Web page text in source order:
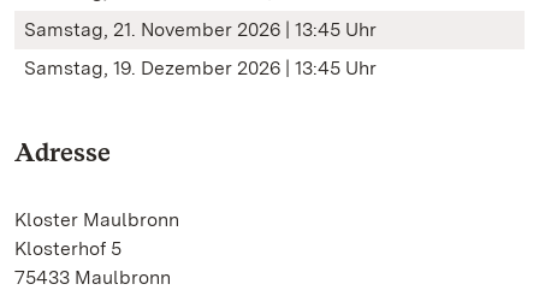
Samstag, 21. November 2026 | 13:45 Uhr
Samstag, 19. Dezember 2026 | 13:45 Uhr
Adresse
Kloster Maulbronn
Klosterhof 5
75433 Maulbronn